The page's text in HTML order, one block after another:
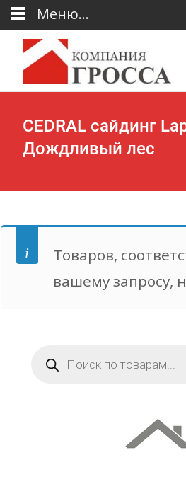
CEDRAL сайдинг
Дождливый лес
Товаров,
вашему запросу,
товаров
Меню...